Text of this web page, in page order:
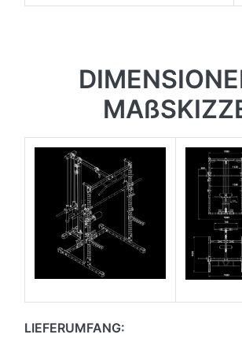
LIEFERUMFANG: